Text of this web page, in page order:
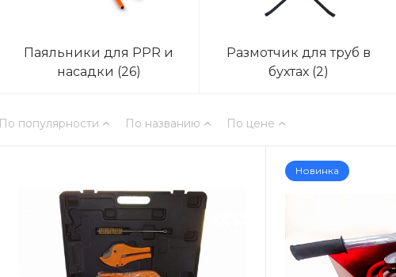
Паяльники для PPR и
насадки (26)
Размотчик для труб в
бухтах (2)
По популярности По названию По цене
Новинка